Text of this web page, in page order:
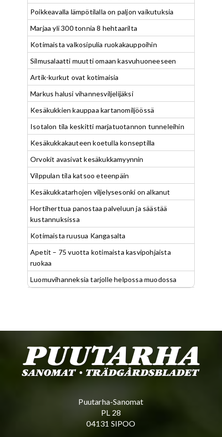
Poikkeavalla lämpötilalla on paljon vaikutuksia
Marjaa yli 300 tonnia 8 hehtaarilta
Kotimaista valkosipulia ruokakauppoihin
Silmusalaatti muutti omaan kasvuhuoneeseen
Artik-kurkut ovat kotimaisia
Markus halusi vihannesviljelijäksi
Kesäkukkien kauppaa kartanomiljöössä
Isotalon tila keskitti marjatuotannon tunneleihin
Kesäkukkakauteen koetulla konseptilla
Orvokit avasivat kesäkukkamyynnin
Vilppulan tila katsoo eteenpäin
Kesäkukkatarhojen viljelysesonki on alkanut
Hortiherttua panostaa palveluun ja säästää
kustannuksissa
Kotimaista ruusua Kangasalta
Apetit – 75 vuotta kotimaista kasvipohjaista
ruokaa
Luomuvihanneksia tarjolle helpossa muodossa
Puutarha-Sanomat
PL 28
04131 SIPOO